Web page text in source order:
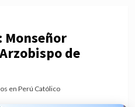
Monseñor
de
en Perú Católico